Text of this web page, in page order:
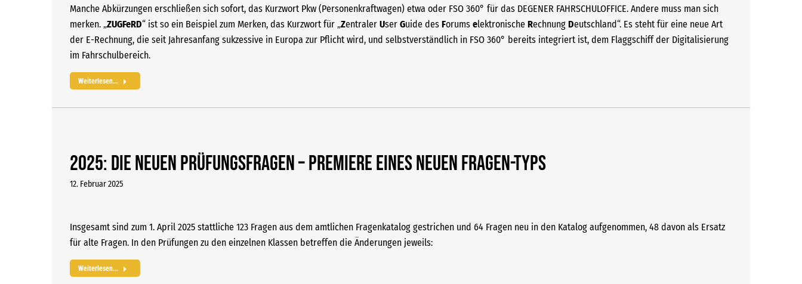
Manche Abkürzungen erschließen sich sofort, das Kurzwort Pkw (Personenkraftwagen) etwa oder FSO 360° für das DEGENER FAHRSCHULOFFICE. Andere muss man sich
merken. „ZUGFeRD“ ist so ein Beispiel zum Merken, das Kurzwort für „Zentraler User Guide des Forums elektronische Rechnung Deutschland“. Es steht für eine neue Art
der E-Rechnung, die seit Jahresanfang sukzessive in Europa zur Pflicht wird, und selbstverständlich in FSO 360° bereits integriert ist, dem Flaggschiff der Digitalisierung
im Fahrschulbereich.
Weiterlesen...
2025: Die neuen Prüfungsfragen – Premiere eines neuen Fragen-Typs
12. Februar 2025
Insgesamt sind zum 1. April 2025 stattliche 123 Fragen aus dem amtlichen Fragenkatalog gestrichen und 64 Fragen neu in den Katalog aufgenommen, 48 davon als Ersatz
für alte Fragen. In den Prüfungen zu den einzelnen Klassen betreffen die Änderungen jeweils:
Weiterlesen...